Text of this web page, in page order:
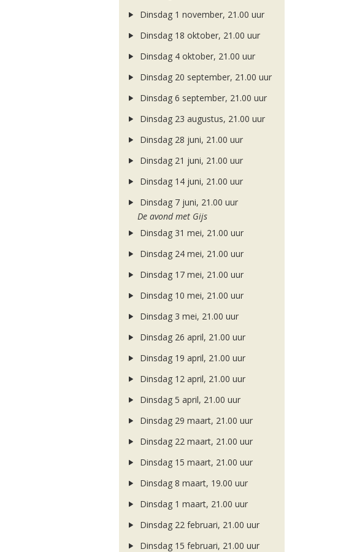
Dinsdag 1 november, 21.00 uur
Dinsdag 18 oktober, 21.00 uur
Dinsdag 4 oktober, 21.00 uur
Dinsdag 20 september, 21.00 uur
Dinsdag 6 september, 21.00 uur
Dinsdag 23 augustus, 21.00 uur
Dinsdag 28 juni, 21.00 uur
Dinsdag 21 juni, 21.00 uur
Dinsdag 14 juni, 21.00 uur
Dinsdag 7 juni, 21.00 uur
De avond met Gijs
Dinsdag 31 mei, 21.00 uur
Dinsdag 24 mei, 21.00 uur
Dinsdag 17 mei, 21.00 uur
Dinsdag 10 mei, 21.00 uur
Dinsdag 3 mei, 21.00 uur
Dinsdag 26 april, 21.00 uur
Dinsdag 19 april, 21.00 uur
Dinsdag 12 april, 21.00 uur
Dinsdag 5 april, 21.00 uur
Dinsdag 29 maart, 21.00 uur
Dinsdag 22 maart, 21.00 uur
Dinsdag 15 maart, 21.00 uur
Dinsdag 8 maart, 19.00 uur
Dinsdag 1 maart, 21.00 uur
Dinsdag 22 februari, 21.00 uur
Dinsdag 15 februari, 21.00 uur